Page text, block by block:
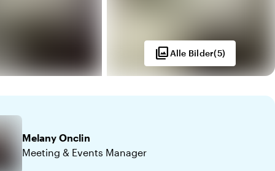
photo_libraryAlle Bilder(5)
Melany Onclin
Meeting & Events Manager